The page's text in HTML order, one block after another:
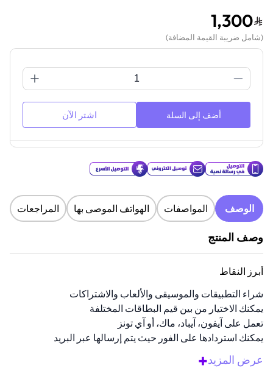
1,300
(شامل ضريبة القيمة المضافة)
أضف إلى السلة اشتر الآن
الوصف المواصفات الهواتف الموصى بها المراجعات
وصف المنتج
أبرز النقاط
شراء التطبيقات والموسيقى والألعاب والاشتراكات
يمكنك الاختيار من بين قيم البطاقات المختلفة
تعمل على آيفون، آيباد، ماك، أو آي تونز
يمكنك استردادها على الفور حيث يتم إرسالها عبر البريد
الإلكتروني
رائعة لأعياد الميلاد والمناسبات
عرض المزيد+